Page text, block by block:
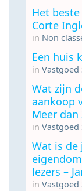
Het
Corte
in Non
Een huis
in Vastgoed
Wat zijn
aankoop
Meer dan
in Vastgoed
Wat is de
lezers –
in Vastgoed